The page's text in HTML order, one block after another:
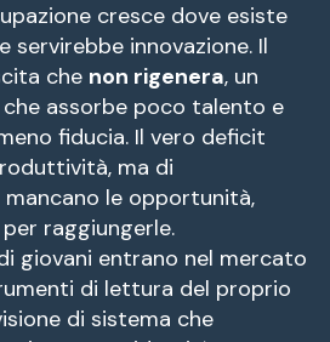
cresce dove esiste
servirebbe innovazione. Il
che non rigenera, un
assorbe poco talento e
fiducia. Il vero deficit
ma di
mancano le opportunità,
raggiungerle.
giovani entrano nel mercato
di lettura del proprio
di sistema che